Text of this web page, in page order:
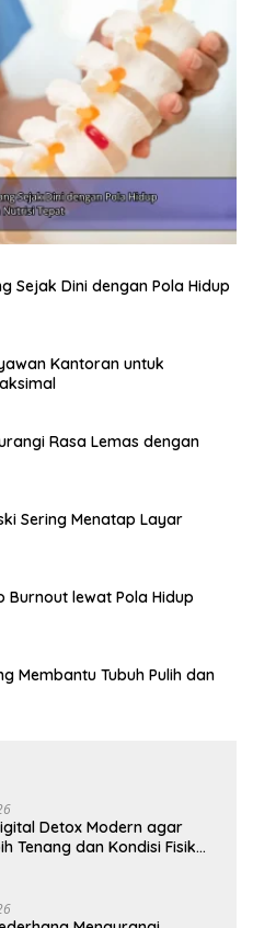
Sejak Dini dengan Pola Hidup
Kantoran untuk
Rasa Lemas dengan
Sering Menatap Layar
Burnout lewat Pola Hidup
Membantu Tubuh Pulih dan
Detox Modern agar
Tenang dan Kondisi Fisik